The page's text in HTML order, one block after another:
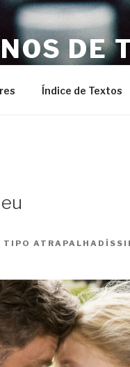
DE
Índice de Textos
TIPO